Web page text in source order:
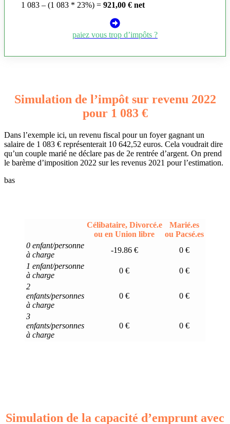
1 083 – (1 083 * 23%) = 921,00 € net
paiez vous trop d’impôts ?
Simulation de l’impôt sur revenu 2022
pour 1 083 €
Dans l’exemple ici, un revenu fiscal pour un foyer gagnant un
salaire de 1 083 € représenterait 10 642,52 euros. Cela voudrait dire
qu’un couple marié ne déclare pas de 2e rentrée d’argent. On prend
le barème d’imposition 2022 sur les revenus 2021 pour l’estimation.
bas
Célibataire, Divorcé.e
ou en Union libre
Marié.es
ou Pacsé.es
0 enfant/personne
à charge
-19.86 €
0 €
1 enfant/personne
à charge
0 €
0 €
2
enfants/personnes
à charge
0 € 0 €
3
enfants/personnes
à charge
0 € 0 €
Simulation de la capacité d’emprunt avec